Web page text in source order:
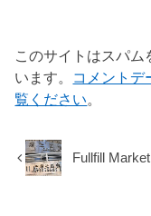
このサイトはスパム
います。 コメントデ
覧ください。
Fullfill